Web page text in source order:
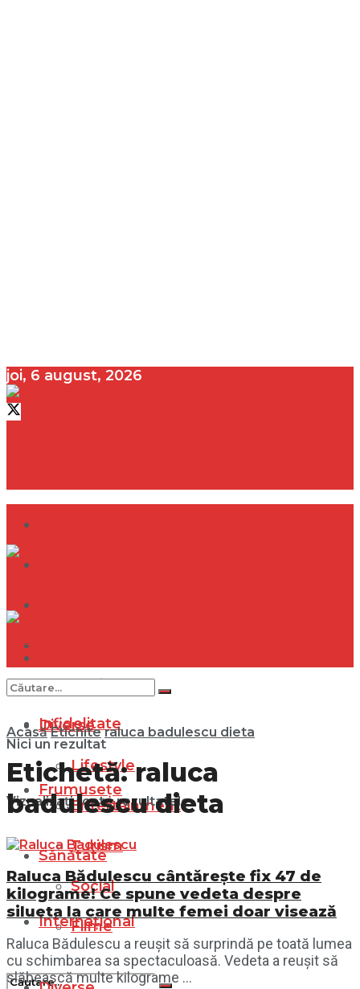
joi, 6 august, 2026
Internațional
Diverse
Lifestyle
Entertainment
Turism
Social
Filme
Infidelitate
Frumusețe
Sănătate
Internațional
Nici un rezultat
Vizualizați toate rezultatele
Acasă Etichite raluca badulescu dieta
Etichetă:raluca
badulescu dieta
Raluca Bădulescu cântărește fix 47 de
kilograme! Ce spune vedeta despre
silueta la care multe femei doar visează
Raluca Bădulescu a reușit să surprindă pe toată lumea
cu schimbarea sa spectaculoasă. Vedeta a reușit să
slăbească multe kilograme ...